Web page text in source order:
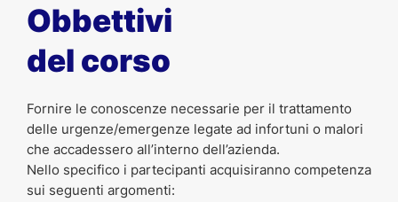
Obbettivi
del corso
Fornire le conoscenze necessarie per il trattamento
delle urgenze/emergenze legate ad infortuni o malori
che accadessero all’interno dell’azienda.
Nello specifico i partecipanti acquisiranno competenza
sui seguenti argomenti: